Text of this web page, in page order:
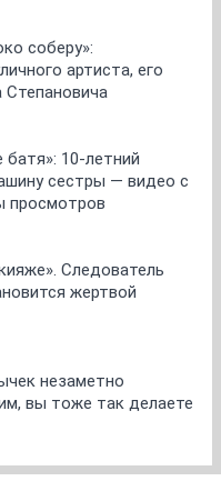
соберу»:
артиста, его
батя»: 10-летний
сестры — видео с
просмотров
Следователь
жертвой
незаметно
вы тоже так делаете